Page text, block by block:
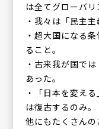
は全てグローバリ
・我々は「民主
・超大国になる
ること。
・古来我が国で
あった。
・「日本を変え
は復古するのみ。
他にもたくさん